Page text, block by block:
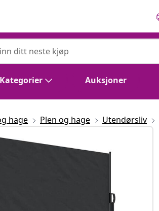
Kategorier Auksjoner
hage Plen og hage Utendørsliv